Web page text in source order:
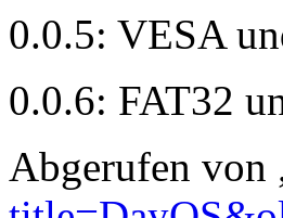
0.0.5: VESA
0.0.6: FAT32
Abgerufen von